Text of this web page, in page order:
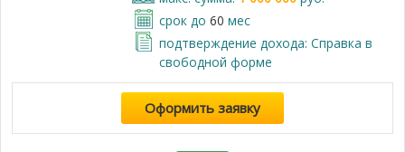
срок до 60 мес
подтверждение дохода: Cправка в
свободной форме
Оформить заявку